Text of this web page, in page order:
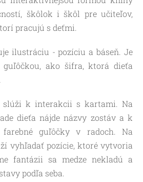
škôlok i škôl pre učiteľov,
pracujú s deťmi.
ilustráciu - pozíciu a báseň. Je
guľôčkou, ako šifra, ktorá dieťa
slúži k interakcii s kartami. Na
dieťa nájde názvy zostáv a k
guľôčky v radoch. Na
vyhľadať pozície, ktoré vytvoria
fantázii sa medze nekladú a
podľa seba.